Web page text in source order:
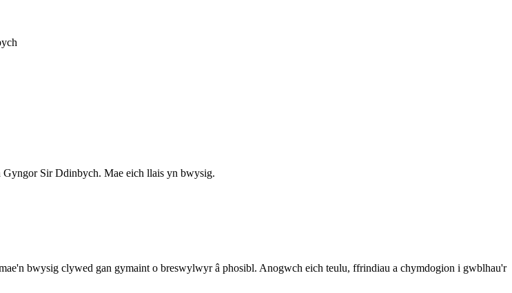
Sir Ddinbych. Mae eich llais yn bwysig.
bwysig clywed gan gymaint o breswylwyr â phosibl. Anogwch eich teulu, ffrindiau a chymdogion i gwblhau'r